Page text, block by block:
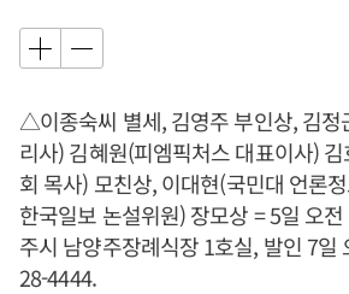
△이종숙씨 별세, 김영주 부인상, 김정
리사) 김혜원(피엠픽처스 대표이사)
회 목사) 모친상, 이대현(국민대 언론
한국일보 논설위원) 장모상 = 5일 오
주시 남양주장례식장 1호실, 발인 7일
28-4444.